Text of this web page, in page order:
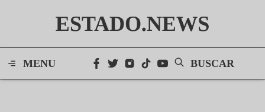
ESTADO.NEWS
MENU BUSCAR